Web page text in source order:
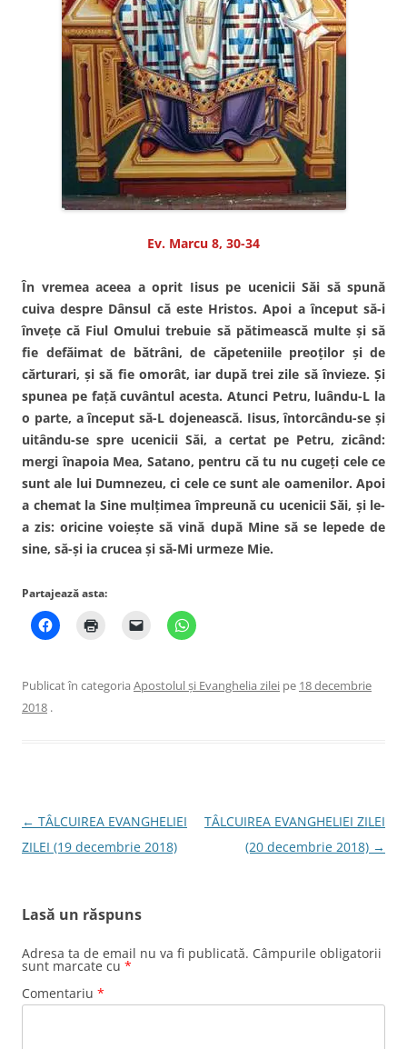
Ev. Marcu 8, 30-34
În vremea aceea a oprit Iisus pe ucenicii Săi să spună
cuiva despre Dânsul că este Hristos. Apoi a început să-i
înveţe că Fiul Omului trebuie să pătimească multe şi să
fie defăimat de bătrâni, de căpeteniile preoţilor şi de
cărturari, şi să fie omorât, iar după trei zile să învieze. Şi
spunea pe faţă cuvântul acesta. Atunci Petru, luându-L la
o parte, a început să-L dojenească. Iisus, întorcându-se şi
uitându-se spre ucenicii Săi, a certat pe Petru, zicând:
mergi înapoia Mea, Satano, pentru că tu nu cugeţi cele ce
sunt ale lui Dumnezeu, ci cele ce sunt ale oamenilor. Apoi
a chemat la Sine mulţimea împreună cu ucenicii Săi, şi le-
a zis: oricine voieşte să vină după Mine să se lepede de
sine, să-şi ia crucea şi să-Mi urmeze Mie.
Partajează asta:
Publicat în categoria Apostolul şi Evanghelia zilei pe 18 decembrie
2018 .
Navigare
în
← TÂLCUIREA EVANGHELIEI
ZILEI (19 decembrie 2018)
TÂLCUIREA EVANGHELIEI ZILEI
(20 decembrie 2018) →
Lasă un răspuns
Adresa ta de email nu va fi publicată. Câmpurile obligatorii
sunt marcate cu *
Comentariu *